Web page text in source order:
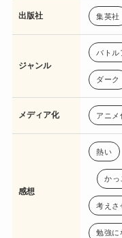
出版社 集英社
ジャンル
バトル
ダーク
メディア化 アニメ
感想
熱い
かっ
考えさ
勉強に